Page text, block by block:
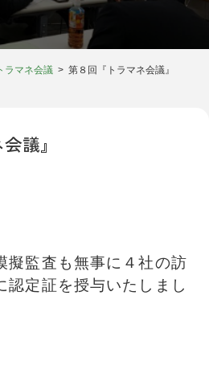
ラマネ会議 第８回『トラマネ会議』
議』
擬監査も無事に４社の訪
認定証を授与いたしまし